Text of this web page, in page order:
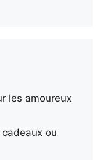
les amoureux
ou